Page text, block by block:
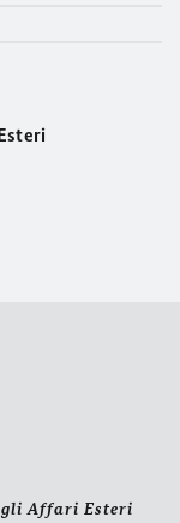
Affari Esteri